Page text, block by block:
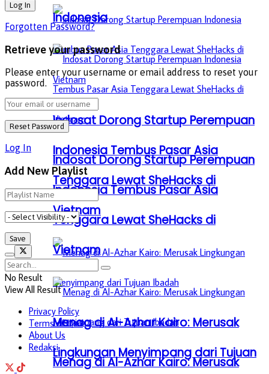
Indosat Dorong Startup Perempuan
Indonesia Tembus Pasar Asia
Tenggara Lewat SheHacks di
Vietnam
Menag di Al-Azhar Kairo: Merusak
Lingkungan Menyimpang dari Tujuan
Indonesia
Indosat Dorong Startup Perempuan
Indonesia Tembus Pasar Asia
Tenggara Lewat SheHacks di
Vietnam
Menag di Al-Azhar Kairo: Merusak
Forgotten Password?
Retrieve your password
Please enter your username or email address to reset your
password.
Log In
Add New Playlist
No Result
View All Result
Privacy Policy
Terms of Use
About Us
Redaksi